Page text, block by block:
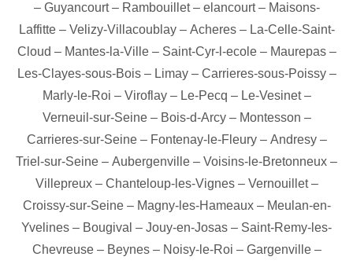
– Guyancourt– Rambouillet– elancourt– Maisons-
Laffitte– Velizy-Villacoublay– Acheres– La-Celle-Saint-
Cloud – Mantes-la-Ville– Saint-Cyr-l-ecole– Maurepas–
Les-Clayes-sous-Bois– Limay– Carrieres-sous-Poissy–
Marly-le-Roi – Viroflay– Le-Pecq – Le-Vesinet–
Verneuil-sur-Seine– Bois-d-Arcy– Montesson –
Carrieres-sur-Seine– Fontenay-le-Fleury– Andresy–
Triel-sur-Seine – Aubergenville – Voisins-le-Bretonneux –
Villepreux– Chanteloup-les-Vignes– Vernouillet–
Croissy-sur-Seine– Magny-les-Hameaux– Meulan-en-
Yvelines – Bougival – Jouy-en-Josas – Saint-Remy-les-
Chevreuse– Beynes– Noisy-le-Roi – Gargenville–